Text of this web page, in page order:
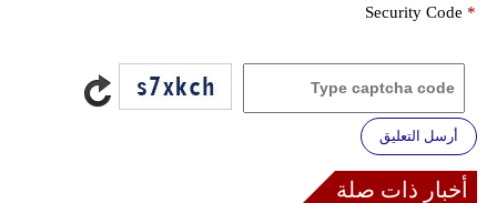
Security Code *
أرسل التعليق
أخبار ذات صلة